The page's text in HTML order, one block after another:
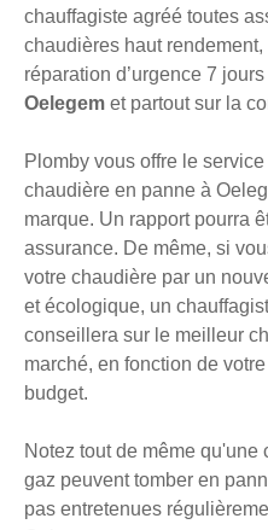
chauffagiste agréé toutes
chaudières haut
réparation d’urgence 7
Oelegem et partout sur la
Plomby vous offre le
chaudière en panne à
marque. Un rapport pourra
assurance. De même, si
votre chaudière par un
et écologique, un
conseillera sur le meilleur
marché, en fonction de
budget.
Notez tout de même
gaz peuvent tomber en
pas entretenues